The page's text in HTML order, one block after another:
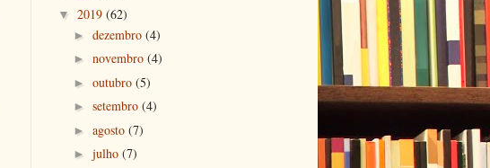
▼ 2019 (62)
► dezembro (4)
► novembro (4)
► outubro (5)
► setembro (4)
► agosto (7)
► julho (7)